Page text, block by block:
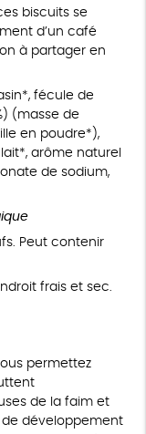
biscuits se
d’un café
à partager en
fécule de
(masse de
en poudre*),
arôme naturel
de sodium,
Peut contenir
frais et sec.
permettez
de la faim et
développement